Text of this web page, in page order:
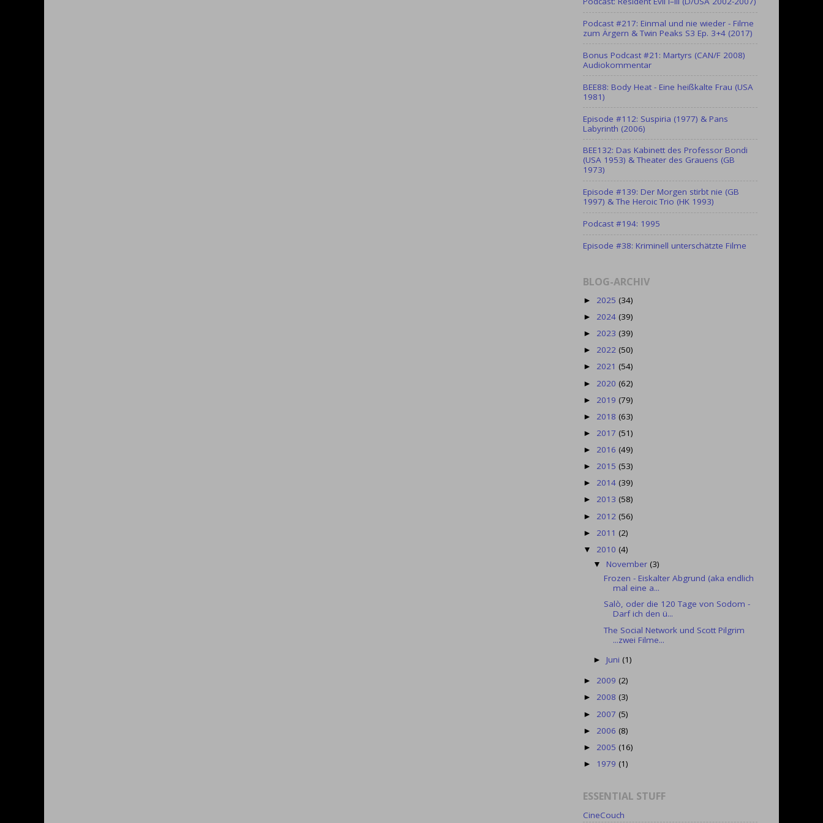
Podcast #217: Einmal und nie wieder - Filme
zum Ärgern & Twin Peaks S3 Ep. 3+4 (2017)
Bonus Podcast #21: Martyrs (CAN/F 2008)
Audiokommentar
BEE88: Body Heat - Eine heißkalte Frau (USA
1981)
Episode #112: Suspiria (1977) & Pans
Labyrinth (2006)
BEE132: Das Kabinett des Professor Bondi
(USA 1953) & Theater des Grauens (GB
1973)
Episode #139: Der Morgen stirbt nie (GB
1997) & The Heroic Trio (HK 1993)
Podcast #194: 1995
Episode #38: Kriminell unterschätzte Filme
BLOG-ARCHIV
► 2025 (34)
► 2024 (39)
► 2023 (39)
► 2022 (50)
► 2021 (54)
► 2020 (62)
► 2019 (79)
► 2018 (63)
► 2017 (51)
► 2016 (49)
► 2015 (53)
► 2014 (39)
► 2013 (58)
► 2012 (56)
► 2011 (2)
▼ 2010 (4)
▼ November(3)
Frozen - Eiskalter Abgrund (aka endlich
mal eine a...
Salò, oder die 120 Tage von Sodom -
Darf ich den ü...
The Social Network und Scott Pilgrim
...zwei Filme...
► Juni(1)
► 2009 (2)
► 2008 (3)
► 2007 (5)
► 2006 (8)
► 2005 (16)
► 1979 (1)
ESSENTIAL STUFF
CineCouch